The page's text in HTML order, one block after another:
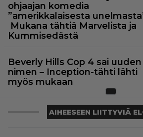
ohjaajan komedia
”amerikkalaisesta
Mukana tähtiä Marvelista ja
Kummisedästä
Beverly Hills Cop 4 sai uuden
nimen – Inception-tähti lähti
myös mukaan
AIHEESEEN LIITTYVIÄ